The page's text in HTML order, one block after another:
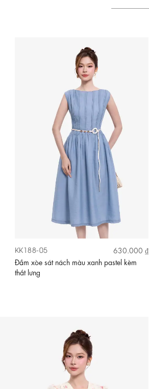
KK188-05
630.000 ₫
Đầm xòe sát nách màu xanh pastel kèm
thắt lưng